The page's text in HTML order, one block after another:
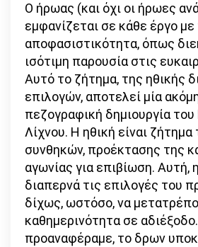
Ο ήρωας (και όχι οι ήρωες
εμφανίζεται σε κάθε έργο με
αποφασιστικότητα, όπως
ισότιμη παρουσία στις
Αυτό το ζήτημα, της ηθικής
επιλογών, αποτελεί μία
πεζογραφική δημιουργία
Λίχνου. Η ηθική είναι
συνθηκών, προέκτασης της
αγωνίας για επιβίωση. Αυτή,
διαπερνά τις επιλογές του
δίχως, ωστόσο, να
καθημερινότητα σε
προαναφέραμε, το δρων